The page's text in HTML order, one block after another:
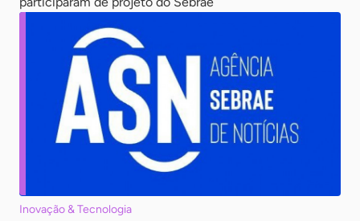
Inovação & Tecnologia